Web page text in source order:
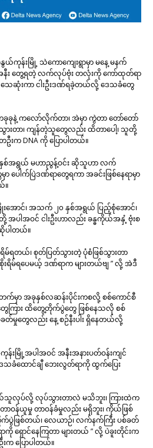
ယ်ကုန်းမြို့ သဲကောကျေးရွာမှာ မနေ့ မနက်
နီး တွေ့ရတဲ့ လက်လုပ်ဗုံး တလုံးကို ကော်ထုတ်ရာ
ေဆုံးကာ ငါးဦးဒဏ်ရခဲ့တယ်လို့ ဒေသခံတွေ
ခုခုနဲ့ ကလော်လိုက်တာ၊ အဲမှာ ကွဲတာ တော်တော်
းတာ၊ ကျန်တဲ့သူတွေလည်း ထိတာပေါ့၊ သူတို့
းက DNA ကို ပြောပါတယ်။
နှစ်အရွယ် မဟာညွန့်ဝင်း ဆိုသူဟာ လက်
ပေါက်ပြဲဒဏ်ရာတွေရကာ အခင်းဖြစ်နေရာမှာ
။
အောင်၊ အသက် ၂၀ နှစ်အရွယ် ပြည့်စုံအောင်၊
ပါအဝင် ငါးဦးဟာလည်း ခန္ဓကိုယ်အနှံ့ ဗုံးစ
ပါတယ်။
ရိမ်ရတယ်၊ စုတ်ပြတ်သွားတဲ့ ပုံစံဖြစ်သွားတာ
မ်ရပေမယ့် ဒဏ်ရာက များတယ်ဗျ ” လို့ အဲဒီ
ဘက်မှာ အခုနှစ်လဆန်းပိုင်းကစလို့ စစ်ကောင်စီ
ကြား ထိတွေ့တိုက်ပွဲတွေ ဖြစ်နေသလို စစ်
မှုတွေလည်း နေ့ စဉ်နီးပါး ရှိနေတယ်လို့
းမြို့အပါအဝင် အနီးအနားပတ်ဝန်းကျင်
ခံထောင်ချီ ဘေးလွတ်ရာကို ထွက်ပြေး
ယ်သူလုပ်လို့ လုပ်သွားတာလဲ မသိဘူး၊ ကြားထဲက
ာဝန်ယူမှု တာဝန်ခံမှုလည်း မရှိဘူး၊ ကိုယ်ဖြစ်
ပွဲဖြစ်တယ်၊ လေယာဉ်၊ လက်နက်ကြီး ပစ်ခတ်
ရှောင်နေကြတာ များတယ် ” လို့ ပဲခူးတိုင်းက
ပြောပါတယ်။